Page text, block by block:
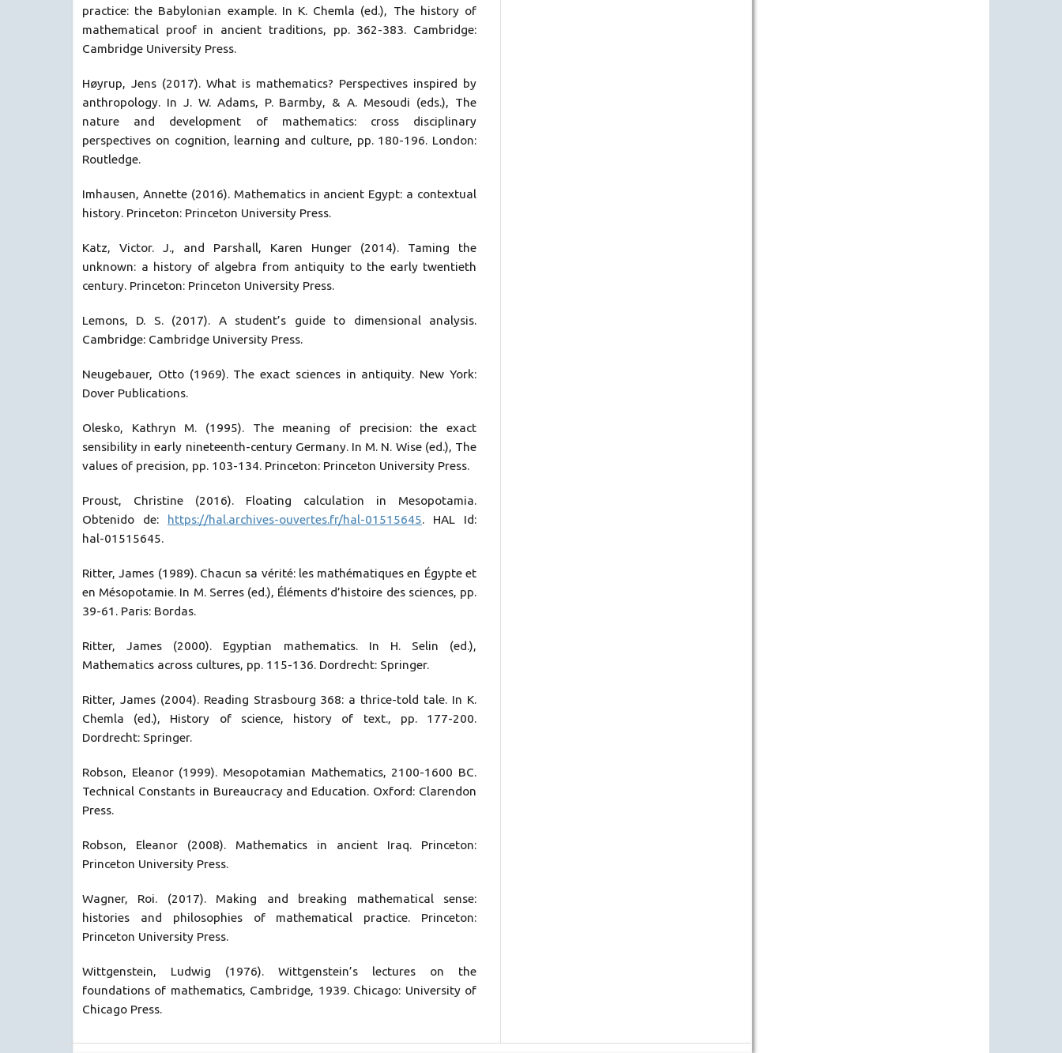
practice: the Babylonian example. In K. Chemla (ed.), The history of
mathematical proof in ancient traditions, pp. 362-383. Cambridge:
Cambridge University Press.
Høyrup, Jens (2017). What is mathematics? Perspectives inspired by
anthropology. In J. W. Adams, P. Barmby, & A. Mesoudi (eds.), The
nature and development of mathematics: cross disciplinary
perspectives on cognition, learning and culture, pp. 180-196. London:
Routledge.
Imhausen, Annette (2016). Mathematics in ancient Egypt: a contextual
history. Princeton: Princeton University Press.
Katz, Victor. J., and Parshall, Karen Hunger (2014). Taming the
unknown: a history of algebra from antiquity to the early twentieth
century. Princeton: Princeton University Press.
Lemons, D. S. (2017). A student’s guide to dimensional analysis.
Cambridge: Cambridge University Press.
Neugebauer, Otto (1969). The exact sciences in antiquity. New York:
Dover Publications.
Olesko, Kathryn M. (1995). The meaning of precision: the exact
sensibility in early nineteenth-century Germany. In M. N. Wise (ed.), The
values of precision, pp. 103-134. Princeton: Princeton University Press.
Proust, Christine (2016). Floating calculation in Mesopotamia.
Obtenido de: https://hal.archives-ouvertes.fr/hal-01515645. HAL Id:
hal-01515645.
Ritter, James (1989). Chacun sa vérité: les mathématiques en Égypte et
en Mésopotamie. In M. Serres (ed.), Éléments d’histoire des sciences, pp.
39-61. Paris: Bordas.
Ritter, James (2000). Egyptian mathematics. In H. Selin (ed.),
Mathematics across cultures, pp. 115-136. Dordrecht: Springer.
Ritter, James (2004). Reading Strasbourg 368: a thrice-told tale. In K.
Chemla (ed.), History of science, history of text., pp. 177-200.
Dordrecht: Springer.
Robson, Eleanor (1999). Mesopotamian Mathematics, 2100-1600 BC.
Technical Constants in Bureaucracy and Education. Oxford: Clarendon
Press.
Robson, Eleanor (2008). Mathematics in ancient Iraq. Princeton:
Princeton University Press.
Wagner, Roi. (2017). Making and breaking mathematical sense:
histories and philosophies of mathematical practice. Princeton:
Princeton University Press.
Wittgenstein, Ludwig (1976). Wittgenstein’s lectures on the
foundations of mathematics, Cambridge, 1939. Chicago: University of
Chicago Press.